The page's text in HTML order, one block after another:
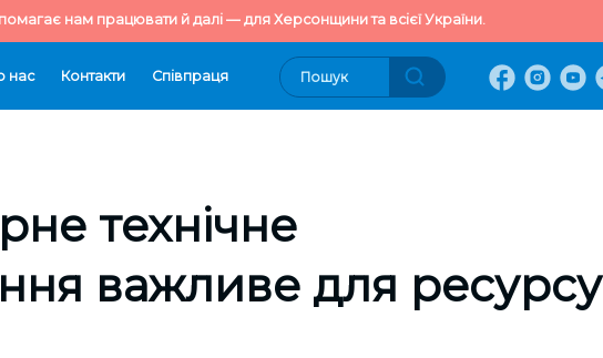
нам працювати й далі — для Херсонщини та всієї України.
нас Контакти Cпівпраця
технічне
важливе для ресурсу